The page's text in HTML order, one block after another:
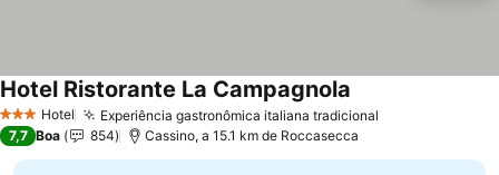
3 EstrelasHotel Experiência gastronômica italiana tradicional
Hotel Ristorante La Campagnola
7,7 Boa 854 Cassino, a 15.1 km de Roccasecca